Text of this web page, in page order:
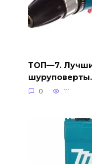
ТОП—7.
0 111